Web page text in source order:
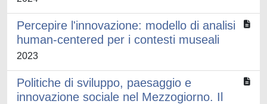
Percepire l'innovazione: modello di analisi
human-centered per i contesti museali
2023
Politiche di sviluppo, paesaggio e
innovazione sociale nel Mezzogiorno. Il